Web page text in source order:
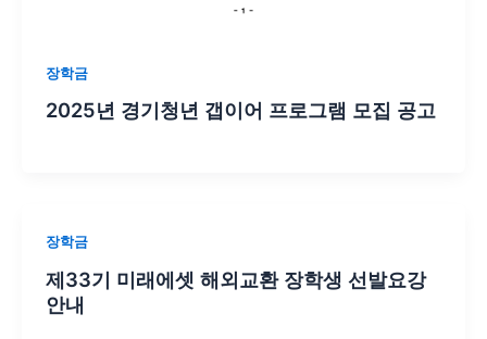
장학금
2025년 경기청년 갭이어 프로그램 모집 공고
장학금
제33기 미래에셋 해외교환 장학생 선발요강
안내